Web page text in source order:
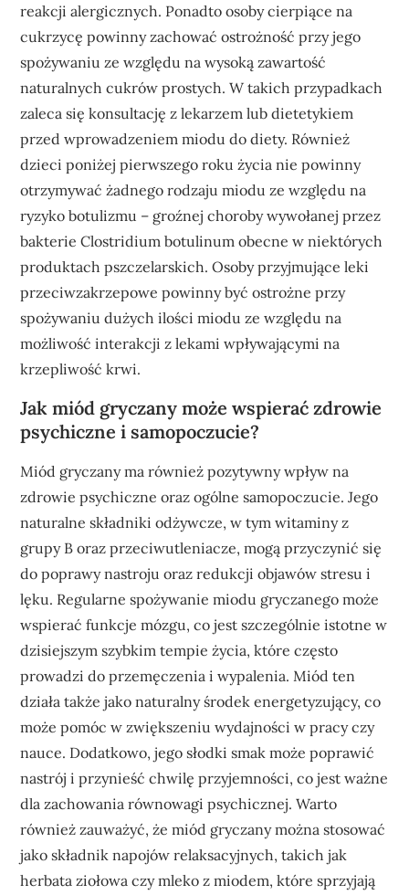
reakcji alergicznych. Ponadto osoby cierpiące na
cukrzycę powinny zachować ostrożność przy jego
spożywaniu ze względu na wysoką zawartość
naturalnych cukrów prostych. W takich przypadkach
zaleca się konsultację z lekarzem lub dietetykiem
przed wprowadzeniem miodu do diety. Również
dzieci poniżej pierwszego roku życia nie powinny
otrzymywać żadnego rodzaju miodu ze względu na
ryzyko botulizmu – groźnej choroby wywołanej przez
bakterie Clostridium botulinum obecne w niektórych
produktach pszczelarskich. Osoby przyjmujące leki
przeciwzakrzepowe powinny być ostrożne przy
spożywaniu dużych ilości miodu ze względu na
możliwość interakcji z lekami wpływającymi na
krzepliwość krwi.
Jak miód gryczany może wspierać zdrowie
psychiczne i samopoczucie?
Miód gryczany ma również pozytywny wpływ na
zdrowie psychiczne oraz ogólne samopoczucie. Jego
naturalne składniki odżywcze, w tym witaminy z
grupy B oraz przeciwutleniacze, mogą przyczynić się
do poprawy nastroju oraz redukcji objawów stresu i
lęku. Regularne spożywanie miodu gryczanego może
wspierać funkcje mózgu, co jest szczególnie istotne w
dzisiejszym szybkim tempie życia, które często
prowadzi do przemęczenia i wypalenia. Miód ten
działa także jako naturalny środek energetyzujący, co
może pomóc w zwiększeniu wydajności w pracy czy
nauce. Dodatkowo, jego słodki smak może poprawić
nastrój i przynieść chwilę przyjemności, co jest ważne
dla zachowania równowagi psychicznej. Warto
również zauważyć, że miód gryczany można stosować
jako składnik napojów relaksacyjnych, takich jak
herbata ziołowa czy mleko z miodem, które sprzyjają